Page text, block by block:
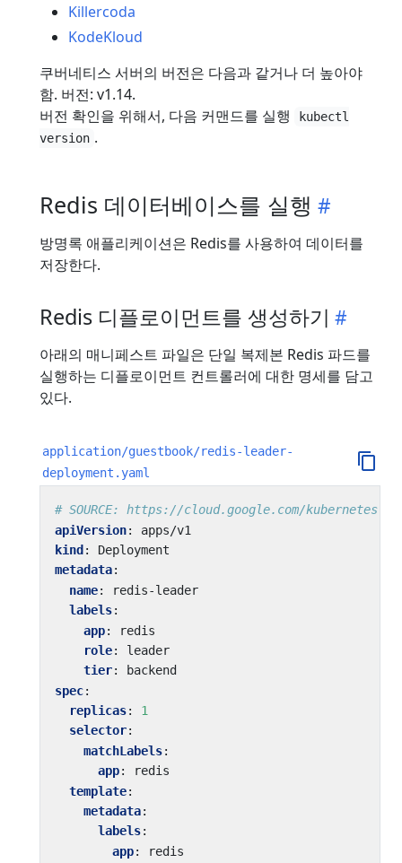
Killercoda
KodeKloud
쿠버네티스 서버의 버전은 다음과 같거나 더 높아야
함. 버전: v1.14.
버전 확인을 위해서, 다음 커맨드를 실행
kubectl
version .
Redis 데이터베이스를 실행
방명록 애플리케이션은 Redis를 사용하여 데이터를
저장한다.
Redis 디플로이먼트를 생성하기
아래의 매니페스트 파일은 단일 복제본 Redis 파드를
실행하는 디플로이먼트 컨트롤러에 대한 명세를 담고
있다.
application/guestbook/redis-leader-
deployment.yaml
# SOURCE: https://cloud.google.com/kubernetes-
apiVersion:
apps/v1
kind :
Deployment
metadata:
name:
redis-leader
labels:
app:
redis
role:
leader
tier:
backend
spec:
replicas:
1
selector:
matchLabels:
app:
redis
template:
metadata:
labels:
app:
redis